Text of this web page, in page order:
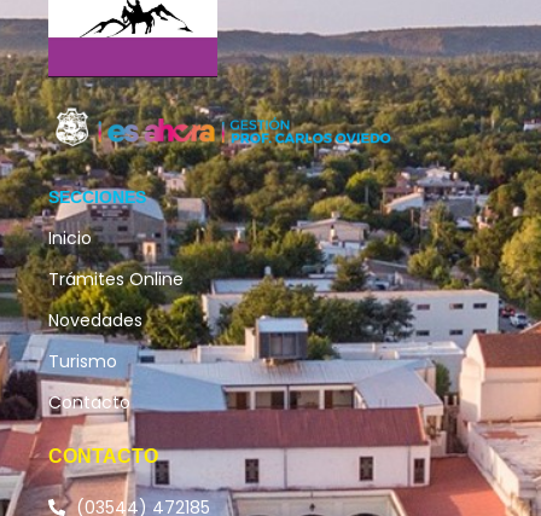
SECCIONES
Inicio
Trámites Online
Novedades
Turismo
Contacto
CONTACTO
(03544) 472185